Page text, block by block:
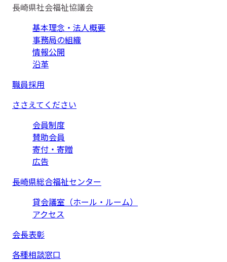
長崎県社会福祉協議会
基本理念・法人概要
事務局の組織
情報公開
沿革
職員採用
ささえてください
会員制度
賛助会員
寄付・寄贈
広告
長崎県総合福祉センター
貸会議室（ホール・ルーム）
アクセス
会長表彰
各種相談窓口